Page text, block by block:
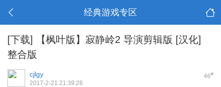
经典游戏专区
[下载]
【枫叶版】寂静岭2 导演剪辑版 [汉化]
整合版
46#
cjlgy
2017-2-21 21:39:26